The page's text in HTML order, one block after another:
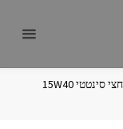
שמן חצי סינטטי 15W40